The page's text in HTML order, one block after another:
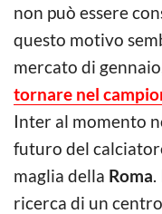
non può essere
questo motivo
mercato di
tornare nel
Inter al momento
futuro del
maglia della Roma.
ricerca di un